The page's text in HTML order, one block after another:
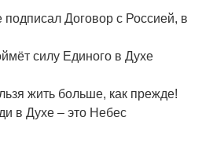
Договор с Россией, в
силу Единого в Духе
жить больше, как прежде!
в Духе – это Небес